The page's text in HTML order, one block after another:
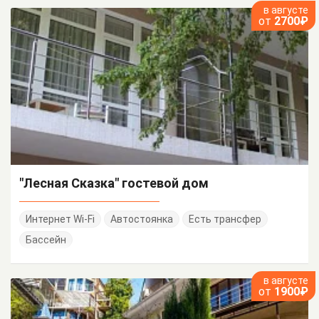
в августе
от 2700₽
"Лесная Сказка" гостевой дом
Интернет Wi-Fi Автостоянка
Есть трансфер
Бассейн
в августе
от 1900₽